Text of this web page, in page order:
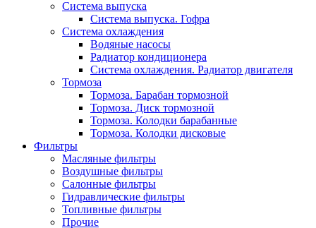
Система выпуска
Система выпуска. Гофра
Система охлаждения
Водяные насосы
Радиатор кондиционера
Система охлаждения. Радиатор двигателя
Тормоза
Тормоза. Барабан тормозной
Тормоза. Диск тормозной
Тормоза. Колодки барабанные
Тормоза. Колодки дисковые
Фильтры
Масляные фильтры
Воздушные фильтры
Салонные фильтры
Гидравлические фильтры
Топливные фильтры
Прочие